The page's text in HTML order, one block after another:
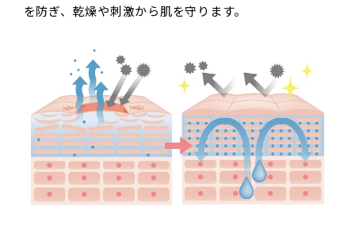
を防ぎ、乾燥や刺激から肌を守ります。